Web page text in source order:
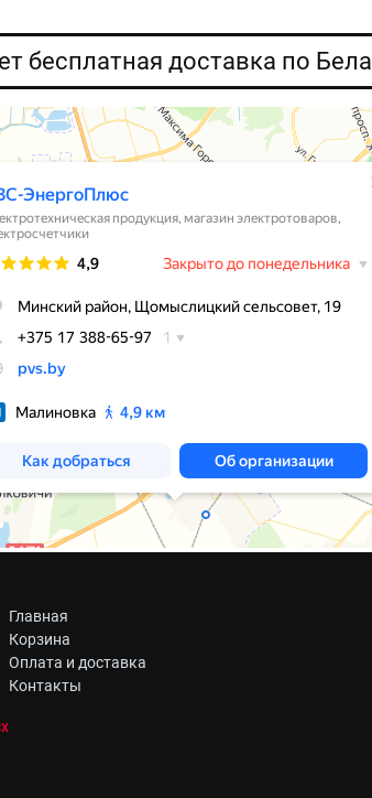
бесплатная доставка по
Главная
Корзина
Оплата и доставка
Контакты